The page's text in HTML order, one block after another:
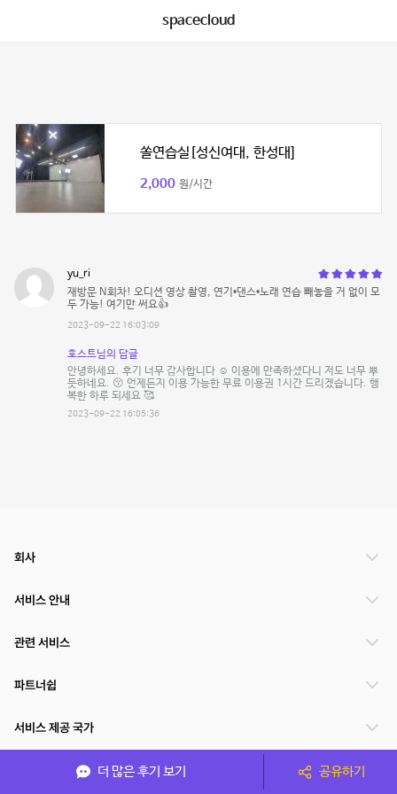
spacecloud
쏠연습실[성신여대, 한성대]
2,000 원/시간
yu_ri
재방문 N회차! 오디션 영상 촬영, 연기•댄스•노래 연습 빼놓을 거 없이 모
두 가능! 여기만 써요👍
2023-09-22 16:03:09
호스트님의 답글
안녕하세요. 후기 너무 감사합니다 ☺ 이용에 만족하셨다니 저도 너무 뿌
듯하네요. 😚 언제든지 이용 가능한 무료 이용권 1시간 드리겠습니다. 행
복한 하루 되세요 🥰
2023-09-22 16:05:36
더 많은 후기 보기 공유하기
회사
서비스 안내
관련 서비스
파트너쉽
서비스 제공 국가